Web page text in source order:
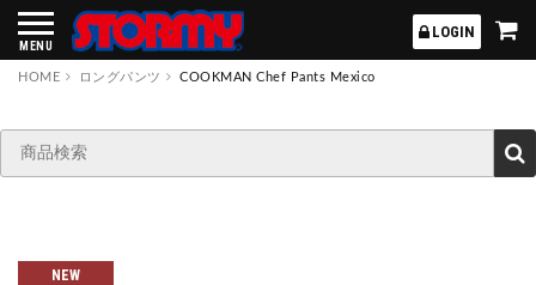
MENU
LOGIN
HOME ロングパンツ COOKMAN Chef Pants Mexico
NEW